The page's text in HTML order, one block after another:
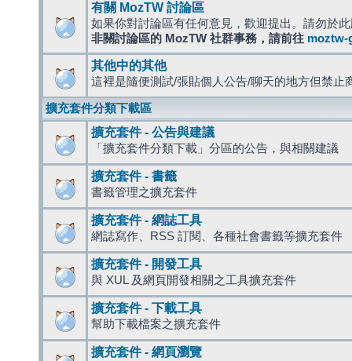
有關 MozTW 討論區
如果你對討論區有任何意見，歡迎提出。請勿於
非關討論區的 MozTW 社群事務，請前往 moztw-
其他中的其他
這裡是隨便測試/張貼個人公告/聊天的地方但禁止
擴充套件分類下載區
擴充套件 - 公告與建議
「擴充套件分類下載」分區的公告，與相關建議
擴充套件 - 書籤
書籤管理之擴充套件
擴充套件 - 網誌工具
網誌寫作、RSS 訂閱、各種社會書籤等擴充套件
擴充套件 - 開發工具
與 XUL 及網頁開發相關之工具擴充套件
擴充套件 - 下載工具
幫助下載檔案之擴充套件
擴充套件 - 網頁瀏覽